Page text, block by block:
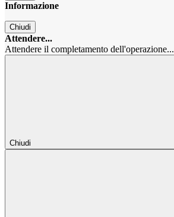
Informazione
Chiudi
Attendere...
Attendere il completamento dell'operazione...
Chiudi